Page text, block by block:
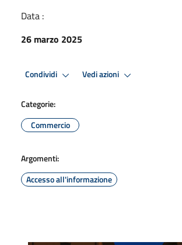
Data :
26 marzo 2025
Condividi Vedi azioni
Categorie:
Commercio
Argomenti:
Accesso all'informazione